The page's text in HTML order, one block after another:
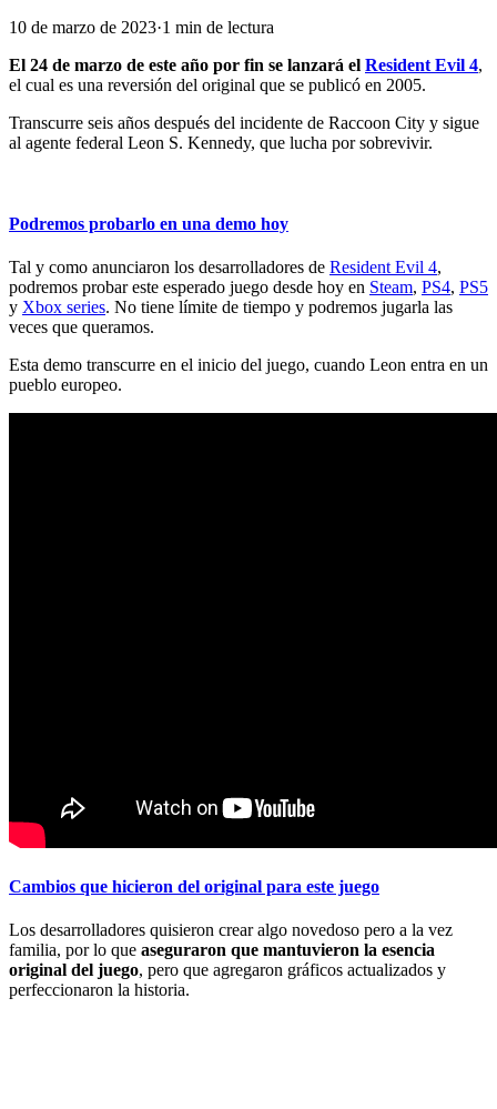
10 de marzo de 2023·1 min de lectura
El 24 de marzo de este año por fin se lanzará el Resident Evil 4,
el cual es una reversión del original que se publicó en 2005.
Transcurre seis años después del incidente de Raccoon City y sigue
al agente federal Leon S. Kennedy, que lucha por sobrevivir.
Podremos probarlo en una demo hoy
Tal y como anunciaron los desarrolladores de Resident Evil 4,
podremos probar este esperado juego desde hoy en Steam, PS4, PS5
y Xbox series. No tiene límite de tiempo y podremos jugarla las
veces que queramos.
Esta demo transcurre en el inicio del juego, cuando Leon entra en un
pueblo europeo.
Cambios que hicieron del original para este juego
Los desarrolladores quisieron crear algo novedoso pero a la vez
familia, por lo que aseguraron que mantuvieron la esencia
original del juego, pero que agregaron gráficos actualizados y
perfeccionaron la historia.